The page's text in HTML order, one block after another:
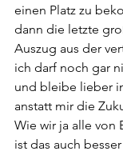
einen Platz zu
dann die letzte
Auszug aus der
ich darf noch gar
und bleibe lieber
anstatt mir die
Wie wir ja alle von
ist das auch